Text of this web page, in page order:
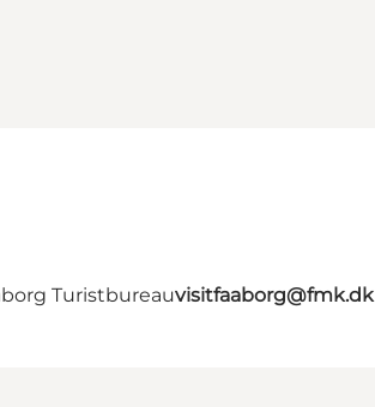
Turistbureauvisitfaaborg@fmk.dk